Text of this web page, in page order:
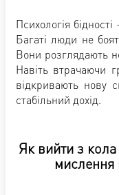
Психологія
Багаті люди не
Вони розглядають
Навіть втрачаючи
відкривають нову
стабільний дохід.
Як вийти з кола
мислення